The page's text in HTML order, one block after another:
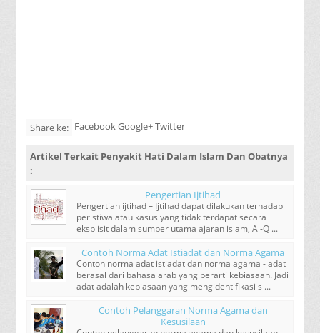
Share ke: Facebook Google+ Twitter
Artikel Terkait Penyakit Hati Dalam Islam Dan Obatnya
:
Pengertian Ijtihad
Pengertian ijtihad – Ijtihad dapat dilakukan terhadap
peristiwa atau kasus yang tidak terdapat secara
eksplisit dalam sumber utama ajaran islam, Al-Q ...
Contoh Norma Adat Istiadat dan Norma Agama
Contoh norma adat istiadat dan norma agama - adat
berasal dari bahasa arab yang berarti kebiasaan. Jadi
adat adalah kebiasaan yang mengidentifikasi s ...
Contoh Pelanggaran Norma Agama dan
Kesusilaan